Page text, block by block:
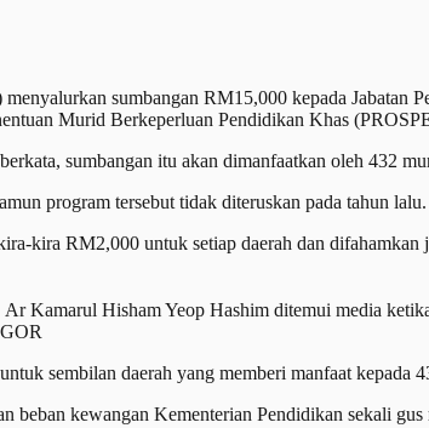
sumbangan RM15,000 kepada Jabatan
Murid Berkeperluan Pendidikan Khas
sumbangan itu akan dimanfaatkan oleh 432
program tersebut tidak diteruskan pada tahun lalu.
kira RM2,000 untuk setiap daerah dan difahamkan
Kamarul Hisham Yeop Hashim ditemui media
sembilan daerah yang memberi manfaat kepada
beban kewangan Kementerian Pendidikan sekali